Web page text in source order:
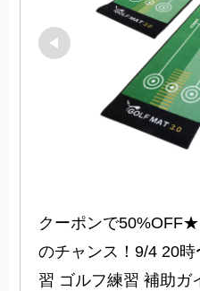
クーポンで
のチャンス！9/4 20
習 ゴルフ練習 補助ガ